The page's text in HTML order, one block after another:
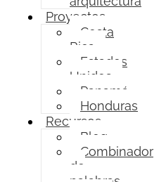
Proyectos
Costa
Rica
Estados
Unidos
Panamá
Honduras
Recursos
Blog
Combinador
de